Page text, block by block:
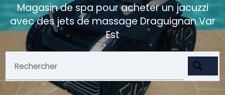
Magasin de spa pour acheter un jacuzzi
avec des jets de massage Draguignan Var
Est
Rechercher